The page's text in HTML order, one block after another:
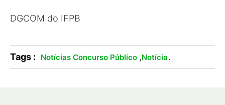
DGCOM do IFPB
Tags : Notícias Concurso Público ,Notícia.